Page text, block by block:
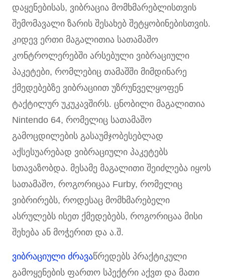
დაყენებისას, ვიბრაცია მომხმარებლისთვის
შემომავალი ზარის შესახებ შეტყობინებისთვის.
კიდევ ერთი მაგალითია სათამაშო
კონტროლერებში არსებული ვიბრაციული
პაკეტები, რომლებიც თამაშში მიმდინარე
ქმედებებზე ვიბრაციით უზრუნველყოფენ
ტაქტილურ უკუკავშირს. ცნობილი მაგალითია
Nintendo 64, რომელიც სათამაშო
გამოცდილების გასაუმჯობესებლად
აქსესუარებად ვიბრაციული პაკეტებს
სთავაზობდა. მესამე მაგალითი შეიძლება იყოს
სათამაშო, როგორიცაა Furby, რომელიც
ვიბრირებს, როდესაც მომხმარებელი
ასრულებს ისეთ ქმედებებს, როგორიცაა მისი
შეხება ან მოჭერით და ა.შ.
ვიბრაციული ძრავაწრედებს პრაქტიკული
გამოყენების ფართო სპექტრი აქვთ და მათი